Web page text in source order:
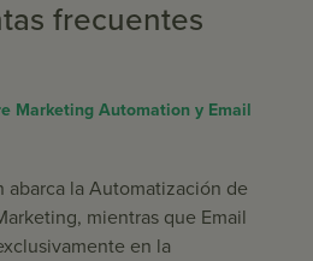
frecuentes
Marketing Automation y Email
la Automatización de
mientras que Email
en la